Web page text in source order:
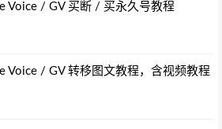
Voice / GV 买断 / 买永久号教程
Voice / GV 转移图文教程，含视频教程